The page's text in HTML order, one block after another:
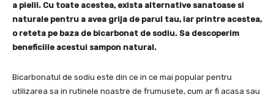
a pielii. Cu toate acestea, exista alternative sanatoase si
naturale pentru a avea grija de parul tau, iar printre acestea,
o reteta pe baza de bicarbonat de sodiu. Sa descoperim
beneficiile acestui sampon natural.
Bicarbonatul de sodiu este din ce in ce mai popular pentru
utilizarea sa in rutinele noastre de frumusete, cum ar fi acasa sau